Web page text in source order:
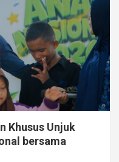
Khusus Unjuk
bersama